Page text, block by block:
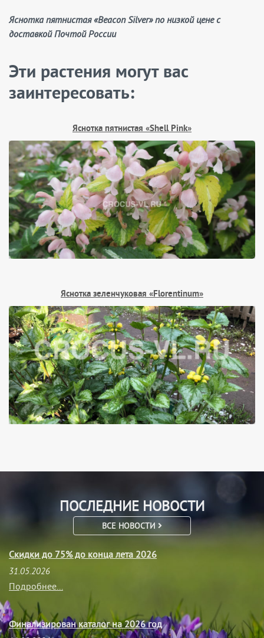
Яснотка пятнистая «Beacon Silver» по низкой цене с
доставкой Почтой России
Эти растения могут вас
заинтересовать:
Яснотка пятнистая «Shell Pink»
Яснотка зеленчуковая «Florentinum»
ПОСЛЕДНИЕ НОВОСТИ
ВСЕ НОВОСТИ
Скидки до 75% до конца лета 2026
31.05.2026
Подробнее...
Финализирован каталог на 2026 год